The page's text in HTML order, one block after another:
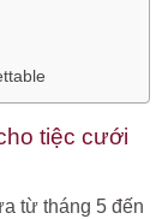
tiệc cưới
từ tháng 5 đến